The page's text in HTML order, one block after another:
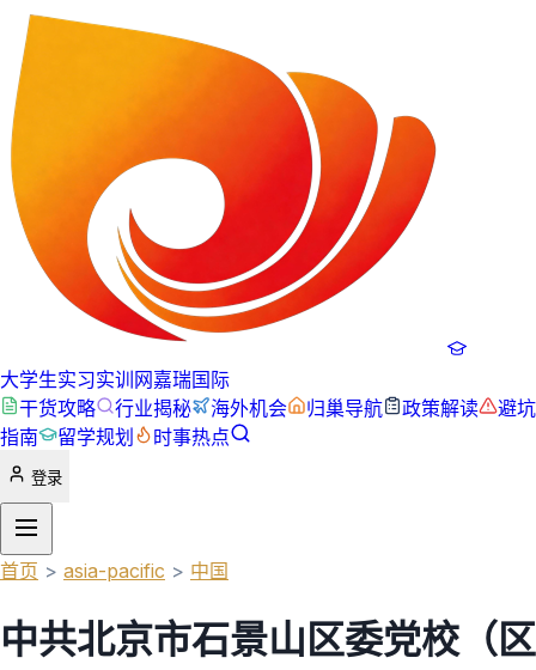
大学生实习实训网嘉瑞国际
干货攻略
行业揭秘 海外机会 归巢导航 政策解读
避坑
指南
留学规划 时事热点
登录
首页 > asia-pacific > 中国
中共北京市石景山区委党校（区